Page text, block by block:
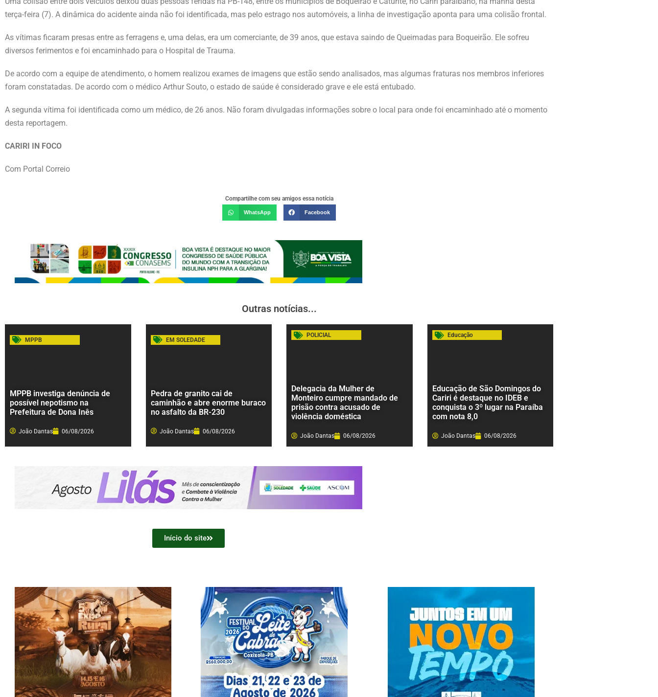
terça-feira (7). A dinâmica do acidente ainda não foi identificada, mas pelo estrago nos automóveis, a linha de investigação aponta para uma colisão frontal.
As vítimas ficaram presas entre as ferragens e, uma delas, era um comerciante, de 39 anos, que estava saindo de Queimadas para Boqueirão. Ele sofreu
diversos ferimentos e foi encaminhado para o Hospital de Trauma.
De acordo com a equipe de atendimento, o homem realizou exames de imagens que estão sendo analisados, mas algumas fraturas nos membros inferiores
foram constatadas. De acordo com o médico Arthur Souto, o estado de saúde é considerado grave e ele está entubado.
A segunda vítima foi identificada como um médico, de 26 anos. Não foram divulgadas informações sobre o local para onde foi encaminhado até o momento
desta reportagem.
CARIRI IN FOCO
Com Portal Correio
Compartilhe com seu amigos essa notícia
WhatsApp Facebook
Outras notícias...
MPPB
MPPB investiga denúncia de
possível nepotismo na
Prefeitura de Dona Inês
João Dantas 06/08/2026
EM SOLEDADE
Pedra de granito cai de
caminhão e abre enorme buraco
no asfalto da BR-230
João Dantas 06/08/2026
POLICIAL
Delegacia da Mulher de
Monteiro cumpre mandado de
prisão contra acusado de
violência doméstica
João Dantas 06/08/2026
Educação
Educação de São Domingos do
Cariri é destaque no IDEB e
conquista o 3º lugar na Paraíba
com nota 8,0
João Dantas 06/08/2026
Início do site